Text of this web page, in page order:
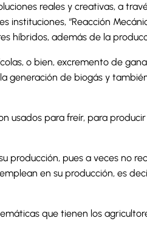
reales y creativas, a
“Reacción
híbridos, además de la
o bien, excremento de
generación de biogás y
usados para freír, para
pues a veces no
en su producción, es
que tienen los